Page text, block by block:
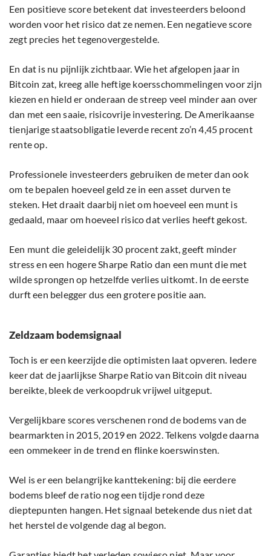
Een positieve score betekent dat investeerders beloond
worden voor het risico dat ze nemen. Een negatieve score
zegt precies het tegenovergestelde.
En dat is nu pijnlijk zichtbaar. Wie het afgelopen jaar in
Bitcoin zat, kreeg alle heftige koersschommelingen voor zijn
kiezen en hield er onderaan de streep veel minder aan over
dan met een saaie, risicovrije investering. De Amerikaanse
tienjarige staatsobligatie leverde recent zo’n 4,45 procent
rente op.
Professionele investeerders gebruiken de meter dan ook
om te bepalen hoeveel geld ze in een asset durven te
steken. Het draait daarbij niet om hoeveel een munt is
gedaald, maar om hoeveel risico dat verlies heeft gekost.
Een munt die geleidelijk 30 procent zakt, geeft minder
stress en een hogere Sharpe Ratio dan een munt die met
wilde sprongen op hetzelfde verlies uitkomt. In de eerste
durft een belegger dus een grotere positie aan.
Zeldzaam bodemsignaal
Toch is er een keerzijde die optimisten laat opveren. Iedere
keer dat de jaarlijkse Sharpe Ratio van Bitcoin dit niveau
bereikte, bleek de verkoopdruk vrijwel uitgeput.
Vergelijkbare scores verschenen rond de bodems van de
bearmarkten in 2015, 2019 en 2022. Telkens volgde daarna
een ommekeer in de trend en flinke koerswinsten.
Wel is er een belangrijke kanttekening: bij die eerdere
bodems bleef de ratio nog een tijdje rond deze
dieptepunten hangen. Het signaal betekende dus niet dat
het herstel de volgende dag al begon.